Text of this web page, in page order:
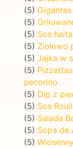
(5) Gigantes
(5)
(5) Sos
(5) Ziołowo
(5) Jajka w
(5)
pecorino
(5) Dip z
(5) Sos
(5) Salada
(5) Sopa de
(5)